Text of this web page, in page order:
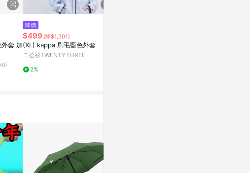
套 加
降價
$499 (降$1,301)
(XL) kappa 刷毛藍色外套
二拾衫TWENTYTHREE
2%